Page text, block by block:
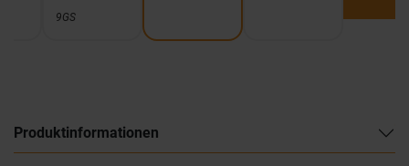
9GS
Produktinformationen